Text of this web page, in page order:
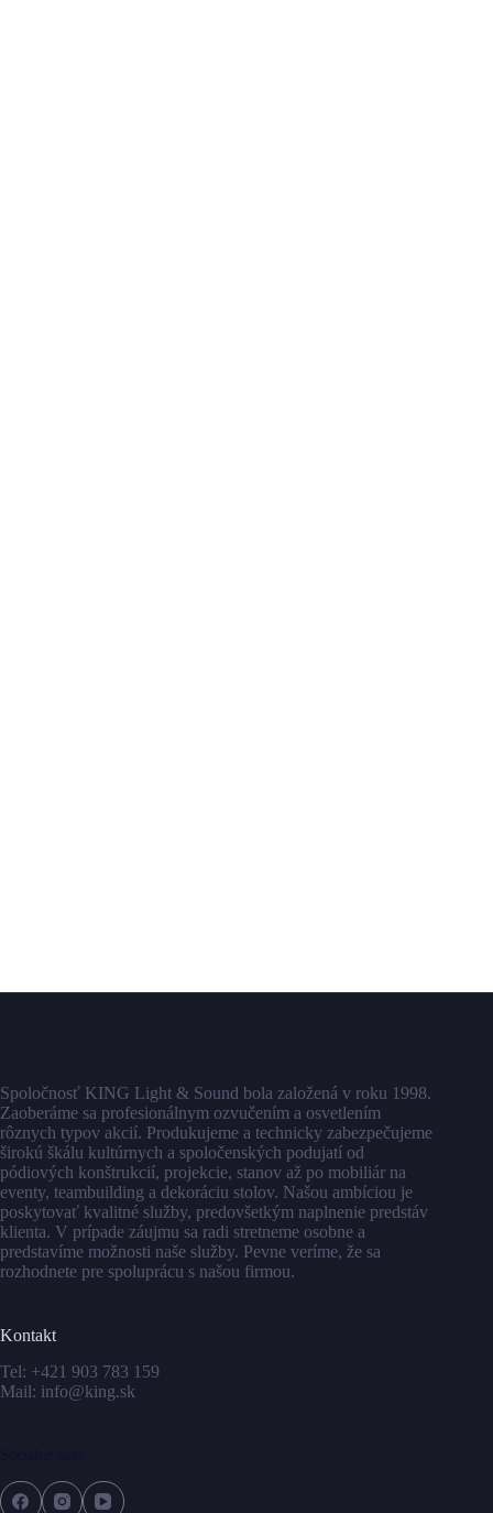
Spoločnosť KING Light & Sound bola založená v roku 1998.
Zaoberáme sa profesionálnym ozvučením a osvetlením
rôznych typov akcií. Produkujeme a technicky zabezpečujeme
širokú škálu kultúrnych a spoločenských podujatí od
pódiových konštrukcií, projekcie, stanov až po mobiliár na
eventy, teambuilding a dekoráciu stolov. Našou ambíciou je
poskytovať kvalitné služby, predovšetkým naplnenie predstáv
klienta. V prípade záujmu sa radi stretneme osobne a
predstavíme možnosti naše služby. Pevne veríme, že sa
rozhodnete pre spoluprácu s našou firmou.
Kontakt
Tel: +421 903 783 159
Mail: info@king.sk